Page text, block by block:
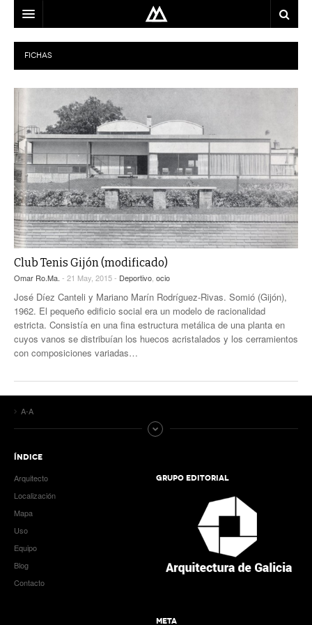
ARQUITECTO
LOCALIZACIÓN
USO
EQUIPO
BLOG
CONTACTO
FICHAS
Club Tenis Gijón (modificado)
Omar Ro.Ma. - 21 May, 2015 - Deportivo ocio
José Díez Canteli y Mariano Marín Rodríguez-Rivas. Somió (Gijón),
1962. El pequeño edificio social era un modelo de racionalidad
estricta. Consistía en una fina estructura metálica de una planta en
cuyos vanos se distribuían los huecos acristalados y los cerramientos
con composiciones variadas…
A-A
ÍNDICE
Arquitecto
Localización
Mapa
Uso
Equipo
Blog
Contacto
GRUPO EDITORIAL
META